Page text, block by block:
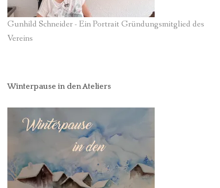
Gunhild Schneider - Ein Portrait Gründungsmitglied des
Vereins
Winterpause in den Ateliers